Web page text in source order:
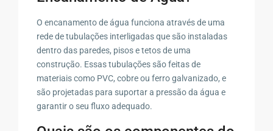
O encanamento de água funciona através de uma
rede de tubulações interligadas que são instaladas
dentro das paredes, pisos e tetos de uma
construção. Essas tubulações são feitas de
materiais como PVC, cobre ou ferro galvanizado, e
são projetadas para suportar a pressão da água e
garantir o seu fluxo adequado.